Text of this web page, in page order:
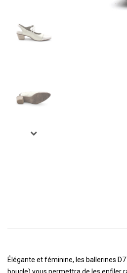
Élégante et féminine, les ballerines
boucle) vous permettra de les enfiler